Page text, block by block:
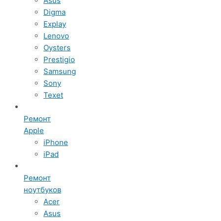
Digma
Explay
Lenovo
Oysters
Prestigio
Samsung
Sony
Texet
Ремонт
Apple
iPhone
iPad
Ремонт
ноутбуков
Acer
Asus